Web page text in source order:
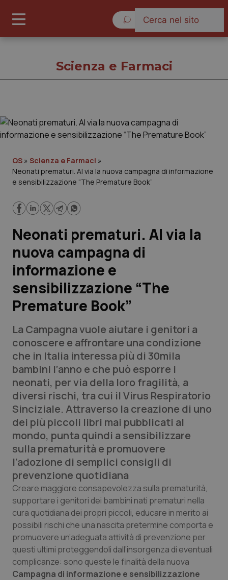
Governo e Parlamento
Regioni e Asl
Lavoro e Professioni
Scienza e Farmaci
Studi e Analisi
Lettere al direttore
Edizioni Regionali
QS Pro
Professionisti Sanitari.AI
Abruzzo
Basilicata
Calabria
Campania
Emilia-Romagna
Friuli Venezia Giulia
Lazio
QS Pro Gold
Artrite & artrosi
Asma & BPCO
Car-T
Colesterolo & coronaropatie
Dermatite Atopica
Diabete & glucometri
QS Club Newsletter
Scienza e Farmaci
QS » Scienza e Farmaci »
Neonati prematuri. Al via la nuova campagna di informazione
e sensibilizzazione “The Premature Book”
Neonati prematuri. Al via la
nuova campagna di
informazione e
sensibilizzazione “The
Premature Book”
La Campagna vuole aiutare i genitori a
conoscere e affrontare una condizione
che in Italia interessa più di 30mila
bambini l’anno e che può esporre i
neonati, per via della loro fragilità, a
diversi rischi, tra cui il Virus Respiratorio
Sinciziale. Attraverso la creazione di uno
dei più piccoli libri mai pubblicati al
mondo, punta quindi a sensibilizzare
sulla prematurità e promuovere
l’adozione di semplici consigli di
prevenzione quotidiana
Creare maggiore consapevolezza sulla prematurità,
supportare i genitori dei bambini nati prematuri nella
cura quotidiana dei propri piccoli, educare in merito ai
possibili rischi che una nascita pretermine comporta e
promuovere un’adeguata attività di prevenzione per
questi ultimi proteggendoli dall’insorgenza di eventuali
complicanze: sono queste le finalità della nuova
Campagna di informazione e sensibilizzazione